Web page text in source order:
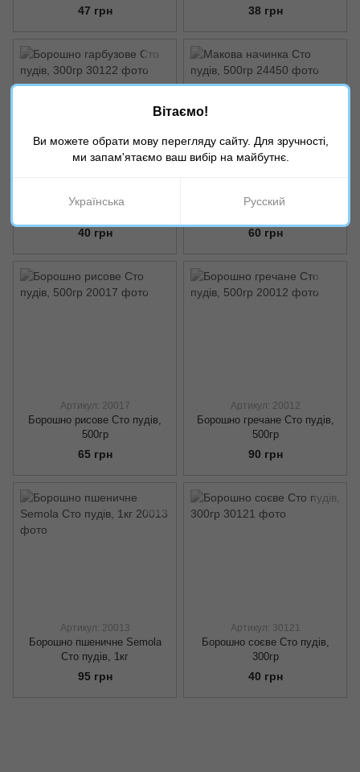
47 грн 38 грн
Борошно гарбузове Сто пудів,
40 грн
Макова начинка Сто пудів,
60 грн
Артикул: 20017
Борошно рисове Сто пудів,
500гр
65 грн
Артикул: 20012
Борошно гречане Сто пудів,
500гр
90 грн
Артикул: 20013
Борошно пшеничне Semola
Сто пудів, 1кг
95 грн
Артикул: 30121
Борошно соєве Сто пудів,
300гр
40 грн
Вітаємо!
Ви можете обрати мову перегляду сайту. Для зручності,
ми запам'ятаємо ваш вибір на майбутнє.
Українська Русский